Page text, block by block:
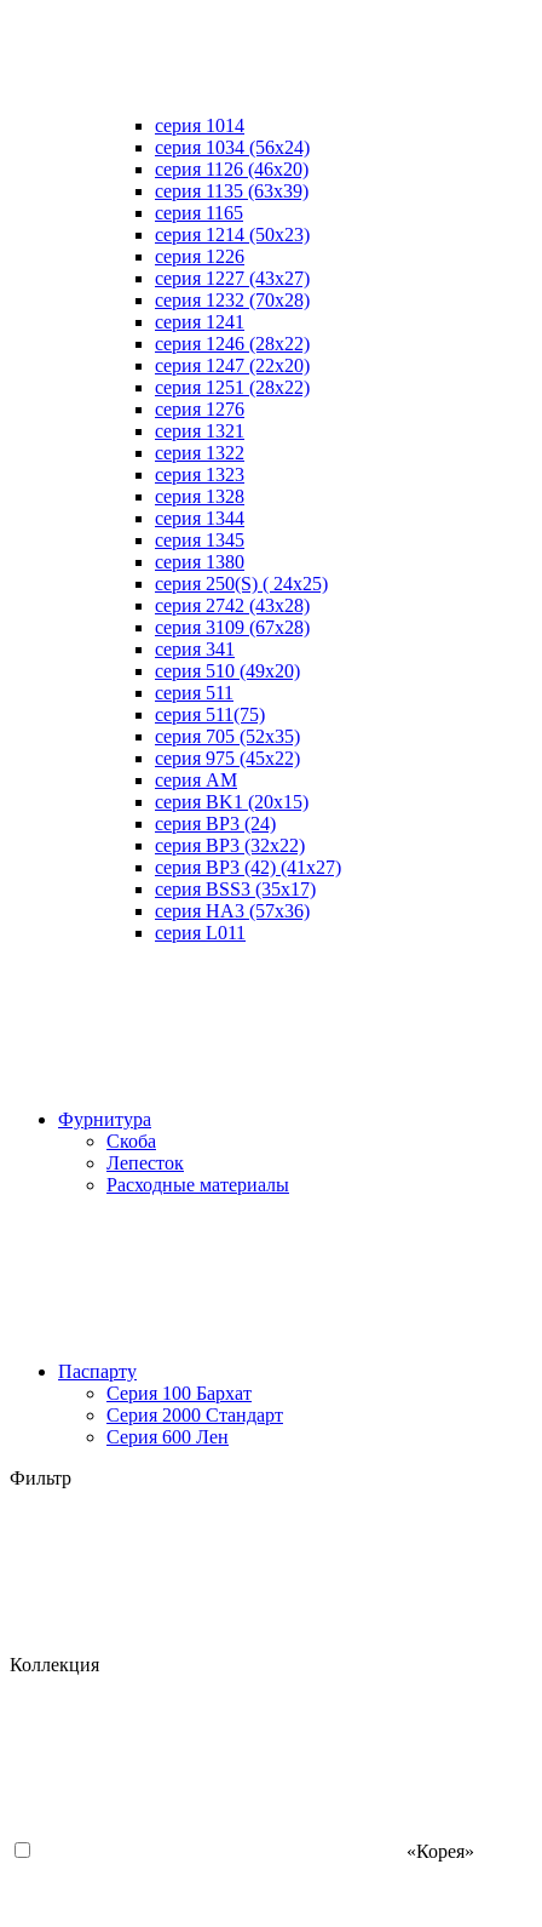
серия 1014
серия 1034 (56х24)
серия 1126 (46х20)
серия 1135 (63х39)
серия 1165
серия 1214 (50х23)
серия 1226
серия 1227 (43х27)
серия 1232 (70х28)
серия 1241
серия 1246 (28х22)
серия 1247 (22х20)
серия 1251 (28х22)
серия 1276
серия 1321
серия 1322
серия 1323
серия 1328
серия 1344
серия 1345
серия 1380
серия 250(S) ( 24х25)
серия 2742 (43х28)
серия 3109 (67х28)
серия 341
серия 510 (49х20)
серия 511
серия 511(75)
серия 705 (52х35)
серия 975 (45х22)
серия AM
серия BK1 (20х15)
серия BP3 (24)
серия BP3 (32х22)
серия BP3 (42) (41х27)
серия BSS3 (35х17)
серия HA3 (57х36)
серия L011
Фурнитура
Скоба
Лепесток
Расходные материалы
Паспарту
Серия 100 Бархат
Серия 2000 Стандарт
Серия 600 Лен
Фильтр
Коллекция
«Корея»